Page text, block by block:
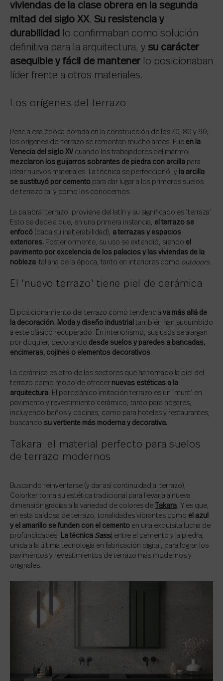
viviendas de la clase obrera en la segunda
mitad del siglo XX. Su resistencia y
durabilidad
lo confirmaban como solución
definitiva para la arquitectura, y su carácter
asequible y fácil de mantener lo posicionaban
líder frente a otros materiales.
Los orígenes del terrazo
Pese a esa época dorada en la construcción de los 70, 80 y 90;
los orígenes del terrazo se remontan mucho antes. Fue en la
Venecia del siglo XV cuando los trabajadores del mármol
mezclaron los guijarros sobrantes de piedra con arcilla para
idear nuevos materiales. La técnica se perfeccionó, y la arcilla
se sustituyó por cemento para dar lugar a los primeros suelos
de terrazo tal y como los conocemos.
La palabra ‘terrazo’ proviene del latín y su significado es ‘terraza’.
Esto se debe a que, en una primera instancia, el terrazo se
enfocó (dada su inalterabilidad), a terrazas y espacios
exteriores. Posteriormente, su uso se extendió, siendo el
pavimento por excelencia de los palacios y las viviendas de la
nobleza italiana de la época, tanto en interiores como outdoors.
El 'nuevo terrazo' tiene piel de cerámica
El posicionamiento del terrazo como tendencia va más allá de
la decoración. Moda y diseño industrial también han sucumbido
a este clásico recuperado. En interiorismo, sus usos se alargan
por doquier, decorando desde suelos y paredes a bancadas,
encimeras, cojines o elementos decorativos.
La cerámica es otro de los sectores que ha tomado la piel del
terrazo como modo de ofrecer nuevas estéticas a la
arquitectura. El porcelánico imitación terrazo es un ‘must’ en
pavimento y revestimiento cerámico, tanto para hogares,
incluyendo baños y cocinas; como para hoteles y restaurantes,
buscando su vertiente más moderna y decorativa.
Takara: el material perfecto para suelos
de terrazo modernos
Buscando reinventarse (y dar así continuidad al terrazo),
Colorker toma su estética tradicional para llevarla a nueva
dimensión gracias a la variedad de colores de
Takara. Y es que,
en esta baldosa de terrazo, tonalidades vibrantes como el azul
y el amarillo se funden con el cemento en una exquisita lucha de
profundidades. La técnica Sassi, entre el cemento y la piedra,
unida a la última tecnología en fabricación digital, para lograr los
pavimentos y revestimientos de terrazo más modernos y
originales.